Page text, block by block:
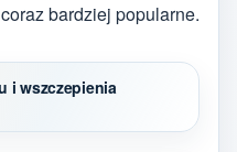
bardziej popularne.
i wszczepienia